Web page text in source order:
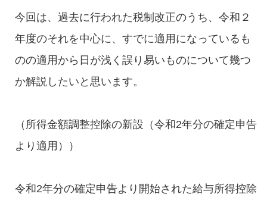
今回は、過去に行われた税制改正のうち、令和２
年度のそれを中心に、すでに適用になっているも
のの適用から日が浅く誤り易いものについて幾つ
か解説したいと思います。
（所得金額調整控除の新設（令和2年分の確定申告
より適用））
令和2年分の確定申告より開始された給与所得控除